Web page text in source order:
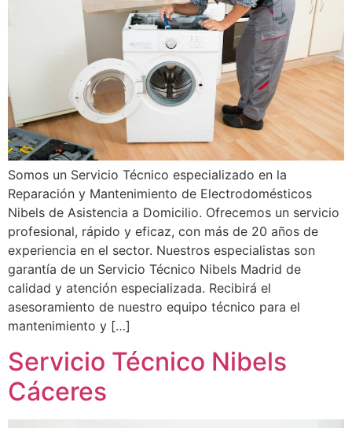
Somos un Servicio Técnico especializado en la
Reparación y Mantenimiento de Electrodomésticos
Nibels de Asistencia a Domicilio. Ofrecemos un servicio
profesional, rápido y eficaz, con más de 20 años de
experiencia en el sector. Nuestros especialistas son
garantía de un Servicio Técnico Nibels Madrid de
calidad y atención especializada. Recibirá el
asesoramiento de nuestro equipo técnico para el
mantenimiento y […]
Servicio Técnico Nibels
Cáceres